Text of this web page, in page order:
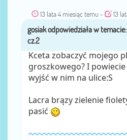
13 lata 4 miesiąc temu - 13
przez
Kceta zobaczyć mojego
groszkowego? I
wyjść w nim na ulice:S
Lacra brązy zielenie
pasić